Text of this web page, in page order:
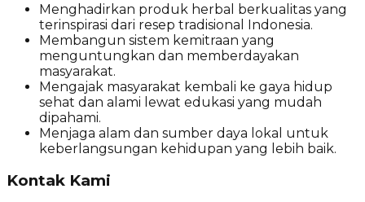
Menghadirkan produk herbal berkualitas yang
terinspirasi dari resep tradisional Indonesia.
Membangun sistem kemitraan yang
menguntungkan dan memberdayakan
masyarakat.
Mengajak masyarakat kembali ke gaya hidup
sehat dan alami lewat edukasi yang mudah
dipahami.
Menjaga alam dan sumber daya lokal untuk
keberlangsungan kehidupan yang lebih baik.
Kontak Kami